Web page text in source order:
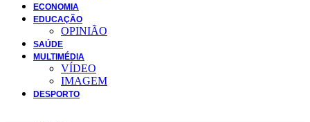
ECONOMIA
EDUCAÇÃO
OPINIÃO
SAÚDE
MULTIMÉDIA
VÍDEO
IMAGEM
DESPORTO